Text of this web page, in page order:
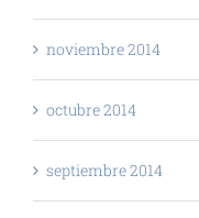
noviembre 2014
octubre 2014
septiembre 2014